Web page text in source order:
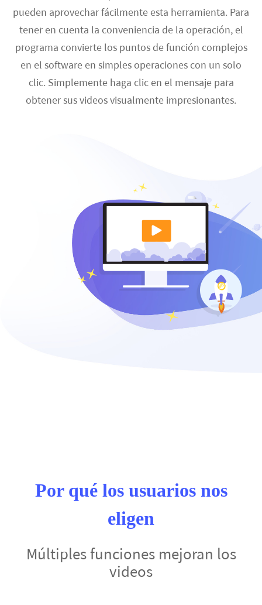
pueden aprovechar fácilmente esta herramienta. Para
tener en cuenta la conveniencia de la operación, el
programa convierte los puntos de función complejos
en el software en simples operaciones con un solo
clic. Simplemente haga clic en el mensaje para
obtener sus videos visualmente impresionantes.
Por qué los usuarios nos
eligen
Múltiples funciones mejoran los
videos